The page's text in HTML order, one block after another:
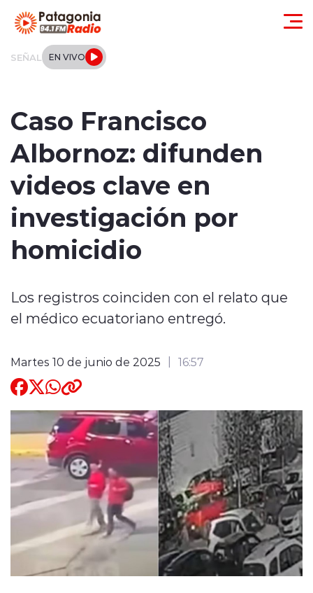
SEÑAL EN VIVO
Tendencias
Internacional
Entrevistas
modo claro
Caso Francisco
Albornoz: difunden
videos clave en
investigación por
homicidio
Los registros coinciden con el relato que
el médico ecuatoriano entregó.
Martes 10 de junio de 2025 16:57